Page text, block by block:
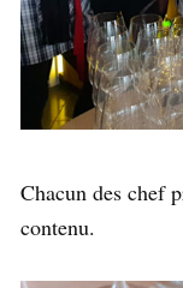
Chacun des chef
contenu.